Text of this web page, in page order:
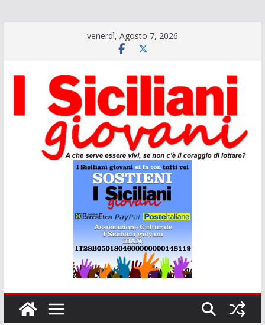
venerdì, Agosto 7, 2026